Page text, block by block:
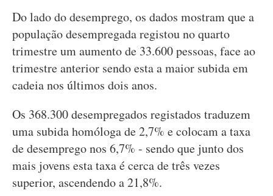
Do lado do desemprego, os dados mostram que a
população desempregada registou no quarto
trimestre um aumento de 33.600 pessoas, face ao
trimestre anterior sendo esta a maior subida em
cadeia nos últimos dois anos.
Os 368.300 desempregados registados traduzem
uma subida homóloga de 2,7% e colocam a taxa
de desemprego nos 6,7% - sendo que junto dos
mais jovens esta taxa é cerca de três vezes
superior, ascendendo a 21,8%.